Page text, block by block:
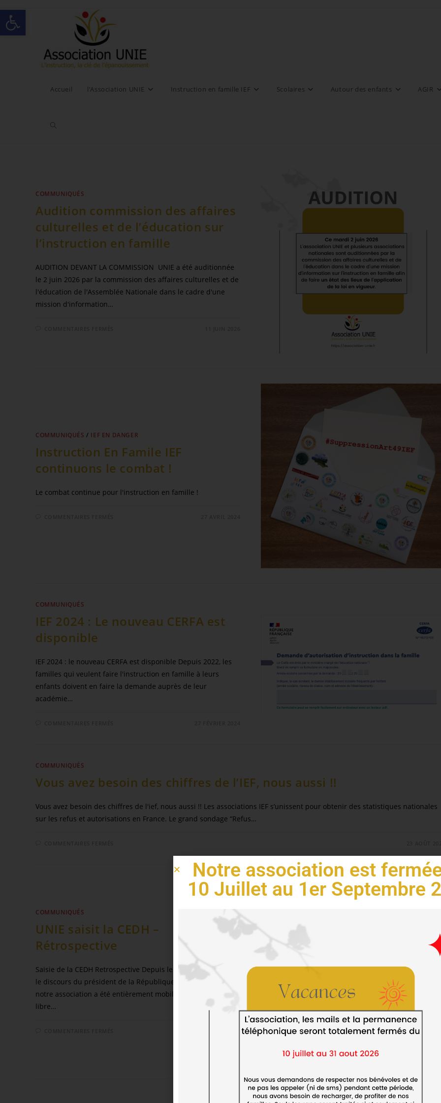
Ouvrir la barre d’outils
Accueil l’Association UNIE Instruction en famille IEF Scolaires Autour des enfants AGIR
COMMUNIQUÉS
Audition commission des affaires
culturelles et de l’éducation sur
l’instruction en famille
AUDITION DEVANT LA COMMISSION UNIE a été auditionnée
le 2 juin 2026 par la commission des affaires culturelles et de
l'éducation de l'Assemblée Nationale dans le cadre d'une
mission d'information…
COMMUNIQUÉS / IEF EN DANGER
Instruction En Famile IEF
continuons le combat !
Le combat continue pour l'instruction en famille !
COMMUNIQUÉS
IEF 2024 : Le nouveau CERFA est
disponible
IEF 2024 : le nouveau CERFA est disponible Depuis 2022, les
familles qui veulent faire l'instruction en famille à leurs
enfants doivent en faire la demande auprès de leur
académie…
COMMUNIQUÉS
Vous avez besoin des chiffres de l’IEF, nous aussi !!
Vous avez besoin des chiffres de l'ief, nous aussi !! Les associations IEF s’unissent pour obtenir des statistiques nationales
sur les refus et autorisations en France. Le grand sondage “Refus…
COMMUNIQUÉS
UNIE saisit la CEDH –
Rétrospective
Saisie de la CEDH Retrospective Depuis le 2 Octobre 2020 et
le discours du président de la République aux Mureaux,
notre association a été entièrement mobilisée à défendre le
libre…
Notre association est
10 Juillet au 1er Septembre